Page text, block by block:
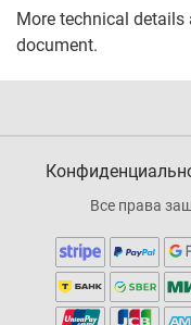
More technical details
document.
Все права